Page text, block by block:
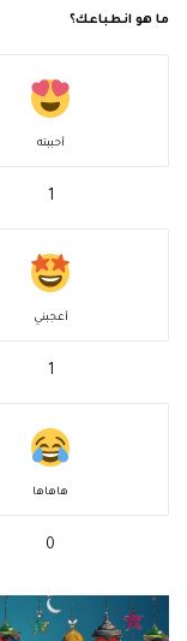
ما هو انطباعك؟
أحببته
1
أعجبني
1
هاهاها
0